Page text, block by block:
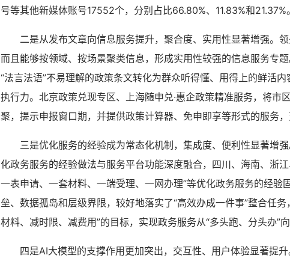
号等其他新媒体账号17552个，分别占比66.80%、11.83%和21.37%。
二是从发布文章向信息服务提升，聚合度、实用性显著增强。领
而且能够按领域、按场景聚类信息，形成实用性较强的信息服务专
“法言法语”不易理解的政策条文转化为群众听得懂、用得上的鲜活
执行力。北京政策兑现专区、上海随申兑·惠企政策精准服务，将市
聚，提示申报窗口期，并提供政策计算器、免申即享等形式的服务，
三是优化服务的经验成为常态化机制，集成度、便利性显著增强
化政务服务的经验做法与服务平台功能深度融合，四川、海南、浙江
一表申请、一套材料、一端受理、一网办理”等优化政务服务的经验
垒、数据孤岛和层级界限，较好地落实了“高效办成一件事”整合任
材料、减时限、减费用”的目标，实现政务服务从“多头跑、分头办”向
四是AI大模型的支撑作用更加突出，交互性、用户体验显著提升